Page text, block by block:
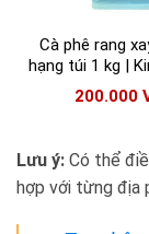
Cà phê rang
hạng túi 1 kg |
(Mộc) phù hợp
và pha
200.000
Lưu ý: Có thể
hợp với từng địa